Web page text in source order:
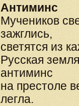
Антиминс
Мучеников
зажглись,
светятся из
Русская
антиминс
на престоле
легла.